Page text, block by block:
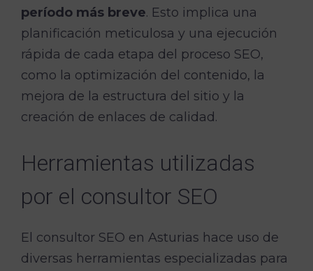
período más breve. Esto implica una
planificación meticulosa y una ejecución
rápida de cada etapa del proceso SEO,
como la optimización del contenido, la
mejora de la estructura del sitio y la
creación de enlaces de calidad.
Herramientas utilizadas
por el consultor SEO
El consultor SEO en Asturias hace uso de
diversas herramientas especializadas para